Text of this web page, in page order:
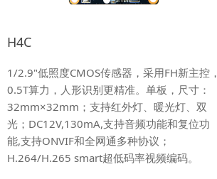
H4C
1/2.9"低照度CMOS传感器，采用FH新主控，
0.5T算力，人形识别更精准。单板，尺寸：
32mm×32mm；支持红外灯、暖光灯、双
光；DC12V,130mA,支持音频功能和复位功
能,支持ONVIF和全网通多种协议；
H.264/H.265 smart超低码率视频编码。